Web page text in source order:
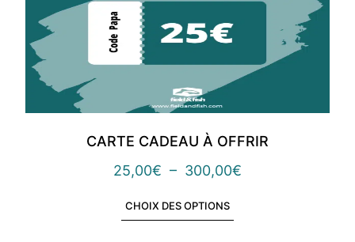
CARTE CADEAU À OFFRIR
25,00€ – 300,00€
CHOIX DES OPTIONS